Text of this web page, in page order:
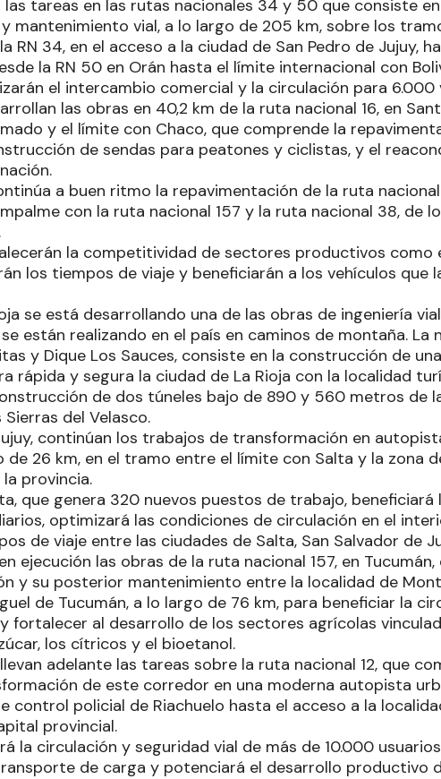
las tareas en las rutas nacionales 34 y 50 que consiste
mantenimiento vial, a lo largo de 205 km, sobre los
RN 34, en el acceso a la ciudad de San Pedro de Jujuy,
la RN 50 en Orán hasta el límite internacional con
el intercambio comercial y la circulación para 6.000
las obras en 40,2 km de la ruta nacional 16, en
y el límite con Chaco, que comprende la
de sendas para peatones y ciclistas, y el
a buen ritmo la repavimentación de la ruta
con la ruta nacional 157 y la ruta nacional 38, de
la competitividad de sectores productivos como
los tiempos de viaje y beneficiarán a los vehículos que
se está desarrollando una de las obras de ingeniería
están realizando en el país en caminos de montaña. La
y Dique Los Sauces, consiste en la construcción de
rápida y segura la ciudad de La Rioja con la localidad
de dos túneles bajo de 890 y 560 metros de
del Velasco.
continúan los trabajos de transformación en
de 26 km, en el tramo entre el límite con Salta y la zona
la provincia.
que genera 320 nuevos puestos de trabajo, beneficiará
optimizará las condiciones de circulación en el
de viaje entre las ciudades de Salta, San Salvador de
ejecución las obras de la ruta nacional 157, en
y su posterior mantenimiento entre la localidad de
de Tucumán, a lo largo de 76 km, para beneficiar la
fortalecer al desarrollo de los sectores agrícolas
los cítricos y el bioetanol.
adelante las tareas sobre la ruta nacional 12, que
de este corredor en una moderna autopista
control policial de Riachuelo hasta el acceso a la
provincial.
la circulación y seguridad vial de más de 10.000
de carga y potenciará el desarrollo productivo